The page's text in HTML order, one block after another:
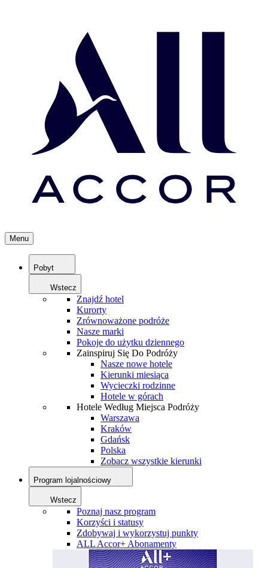
Menu
Pobyt
Wstecz
Znajdź hotel
Kurorty
Zrównoważone podróże
Nasze marki
Pokoje do użytku dziennego
Zainspiruj Się Do Podróży
Nasze nowe hotele
Kierunki miesiąca
Wycieczki rodzinne
Hotele w górach
Hotele Według Miejsca Podróży
Warszawa
Kraków
Gdańsk
Polska
Zobacz wszystkie kierunki
Program lojalnościowy
Wstecz
Poznaj nasz program
Korzyści i statusy
Zdobywaj i wykorzystuj punkty
ALL Accor+ Abonamenty